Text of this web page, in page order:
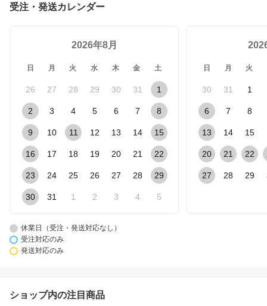
受注・発送カレンダー
2026年8月
日 月 火 水 木 金 土
26 27 28 29 30 31 1
2 3 4 5 6 7 8
9 10 11 12 13 14 15
16 17 18 19 20 21 22
23 24 25 26 27 28 29
30 31 1 2 3 4 5
日 月 火
30 31 1
6 7 8
13 14 15
20 21 22
27 28 29
休業日（受注・発送対応なし）
受注対応のみ
発送対応のみ
ショップ内の注目商品